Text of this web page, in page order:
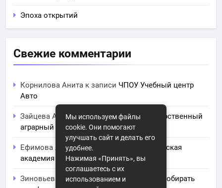
Эпоха открытий
Свежие комментарии
Корнилова Анита к записи ЧПОУ Учебный центр
Авто
Зайцева Аринак записиКурский государственный
аграрный университет им. И.И. Иванова
Ефимова Лидияк записи
Северо-Кавказская
академия управления
Зиновьев Радомирк записиИскусство собирать
Мы используем файлы
cookie. Они помогают
улучшать сайт и делать его
удобнее.
Нажимая «Принять», вы
соглашаетесь с их
использованием и